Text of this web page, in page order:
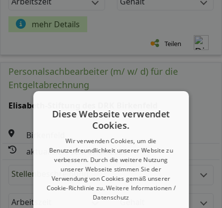
mehr Details
Teilen
Personalsachbearbeiter (m/ w/ d) für die
Entgeltabrechnung
Elisabeth-Stiftung des DRK Birkenfeld
Birkenfeld
aktualisiert seit: 07.08.2026
Stellenbeschreibung:
Arbeitszeit Gehalt
Diese Webseite verwendet
Cookies.
Wir verwenden Cookies, um die
Benutzerfreundlichkeit unserer Website zu
verbessern. Durch die weitere Nutzung
unserer Webseite stimmen Sie der
Verwendung von Cookies gemäß unserer
Cookie-Richtlinie zu.Weitere Informationen /
Datenschutz